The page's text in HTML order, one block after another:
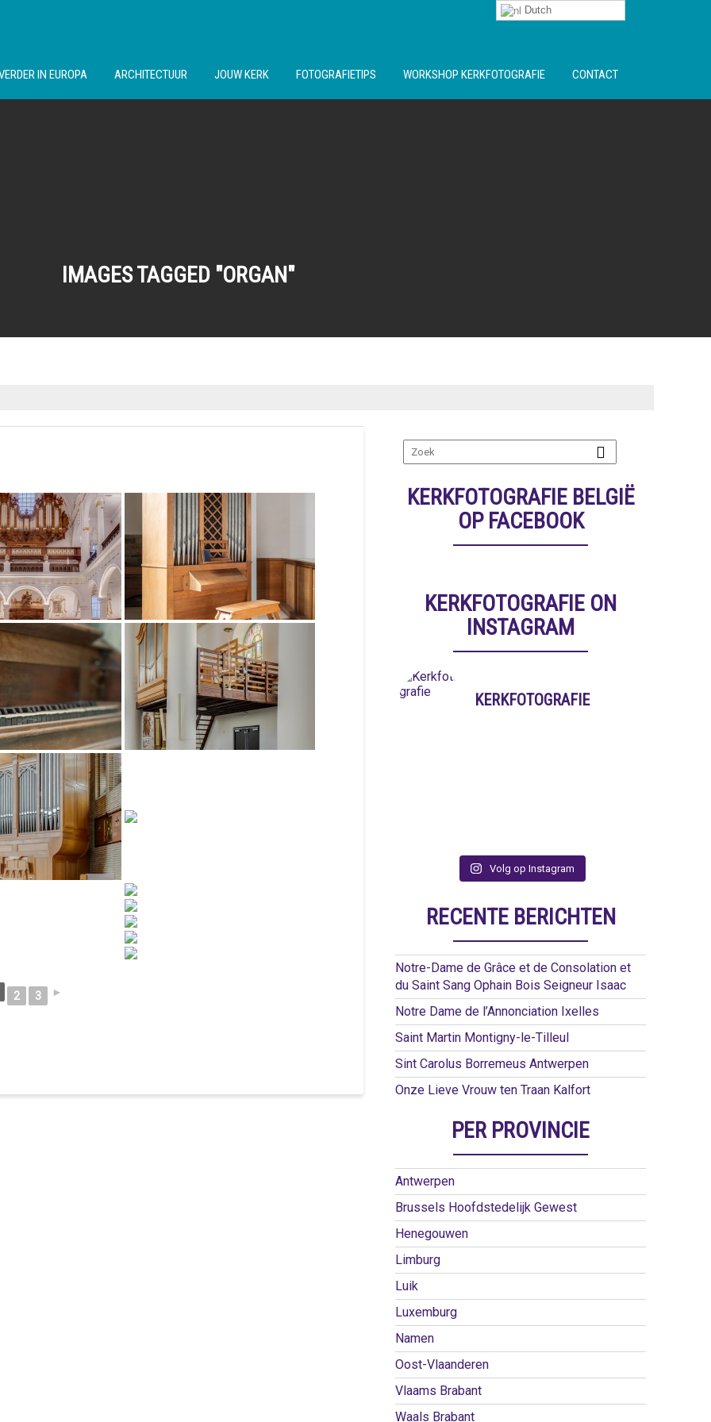
IN EUROPA ARCHITECTUUR JOUW KERK FOTOGRAFIETIPS WORKSHOP KERKFOTOGRAFIE CONTACT
IMAGES TAGGED "ORGAN"
2 3 ►
KERKFOTOGRAFIE BELGIË
OP FACEBOOK
KERKFOTOGRAFIE ON
INSTAGRAM
KERKFOTOGRAFIE
Volg op Instagram
RECENTE BERICHTEN
Notre-Dame de Grâce et de Consolation et
du Saint Sang Ophain Bois Seigneur Isaac
Notre Dame de l’Annonciation Ixelles
Saint Martin Montigny-le-Tilleul
Sint Carolus Borremeus Antwerpen
Onze Lieve Vrouw ten Traan Kalfort
PER PROVINCIE
Antwerpen
Brussels Hoofdstedelijk Gewest
Henegouwen
Limburg
Luik
Luxemburg
Namen
Oost-Vlaanderen
Vlaams Brabant
Waals Brabant
Dutch